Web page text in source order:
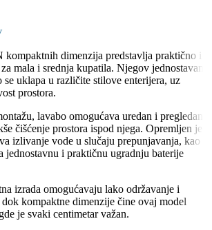
kompaktnih dimenzija predstavlja praktično i
mala i srednja kupatila. Njegov jednostavan
uklapa u različite stilove enterijera, uz
prostora.
lavabo omogućava uredan i pregledan
čišćenje prostora ispod njega. Opremljen je
izlivanje vode u slučaju prepunjavanja, kao i
jednostavnu i praktičnu ugradnju baterije
izrada omogućavaju lako održavanje i
kompaktne dimenzije čine ovaj model
je svaki centimetar važan.